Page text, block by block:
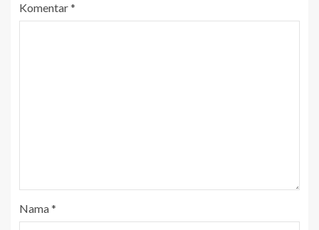
Komentar*
Nama*